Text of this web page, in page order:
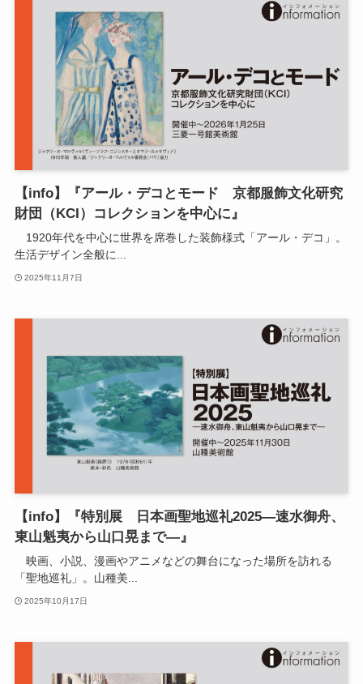
【info】『アール・デコとモード 京都服飾文化研究
財団（KCI）コレクションを中心に』
1920年代を中心に世界を席巻した装飾様式「アール・デコ」。
生活デザイン全般に...
2025年11月7日
【info】『特別展 日本画聖地巡礼2025―速水御舟、
東山魁夷から山口晃まで―』
映画、小説、漫画やアニメなどの舞台になった場所を訪れる
「聖地巡礼」。山種美...
2025年10月17日